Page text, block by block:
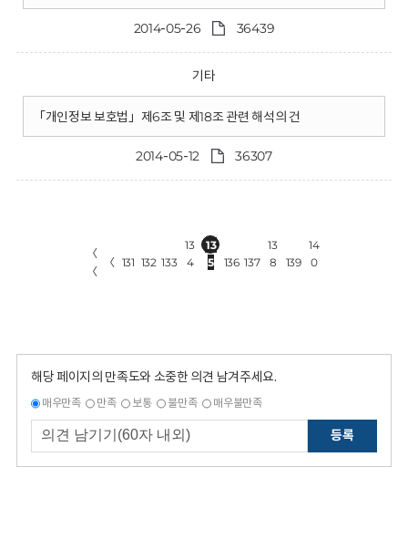
2014-05-26 36439
기타
「개인정보 보호법」제6조 및 제18조 관련 해석의 건
2014-05-12 36307
〈
〈
〈 131 132 133
13
4
13
5
136 137
13
8
139
14
0
해당 페이지의 만족도와 소중한 의견 남겨주세요.
매우만족 만족 보통 불만족 매우불만족
등록